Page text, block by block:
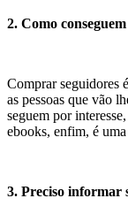
2. Como
Comprar seguidores
as pessoas que vão
seguem por
ebooks, enfim, é
3. Preciso informar